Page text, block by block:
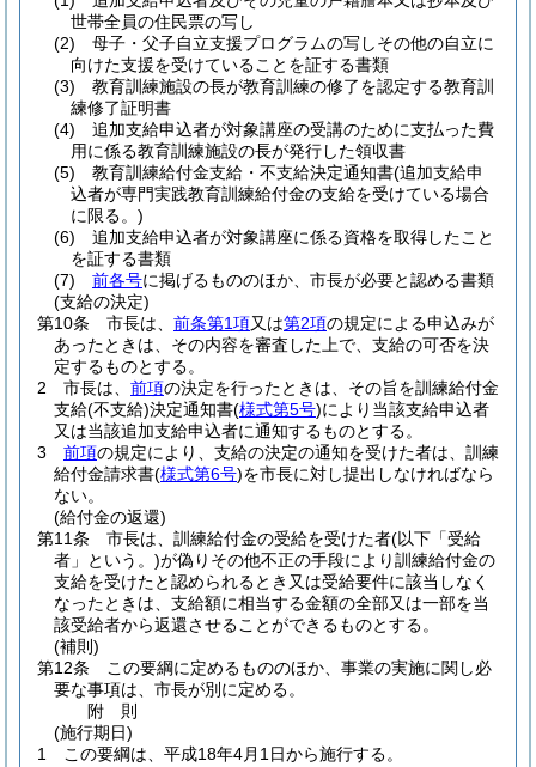
世帯全員の住民票の写し
(2)
母子・父子自立支援プログラムの写しその他の自立に
向けた支援を受けていることを証する書類
(3)
教育訓練施設の長が教育訓練の修了を認定する教育訓
練修了証明書
(4)
追加支給申込者が対象講座の受講のために支払った費
用に係る教育訓練施設の長が発行した領収書
(5)
教育訓練給付金支給・不支給決定通知書(追加支給申
込者が専門実践教育訓練給付金の支給を受けている場合
に限る。)
(6)
追加支給申込者が対象講座に係る資格を取得したこと
を証する書類
(7)
前各号に掲げるもののほか、市長が必要と認める書類
(支給の決定)
第10条
市長は、 前条第1項又は第2項の規定による申込みが
あったときは、その内容を審査した上で、支給の可否を決
定するものとする。
2
市長は、 前項の決定を行ったときは、その旨を訓練給付金
支給(不支給)決定通知書(様式第5号)により当該支給申込者
又は当該追加支給申込者に通知するものとする。
3
前項の規定により、支給の決定の通知を受けた者は、訓練
給付金請求書(様式第6号)を市長に対し提出しなければなら
ない。
(給付金の返還)
第11条
市長は、訓練給付金の受給を受けた者(以下「受給
者」という。)が偽りその他不正の手段により訓練給付金の
支給を受けたと認められるとき又は受給要件に該当しなく
なったときは、支給額に相当する金額の全部又は一部を当
該受給者から返還させることができるものとする。
(補則)
第12条
この要綱に定めるもののほか、事業の実施に関し必
要な事項は、市長が別に定める。
附 則
(施行期日)
1
この要綱は、平成18年4月1日から施行する。